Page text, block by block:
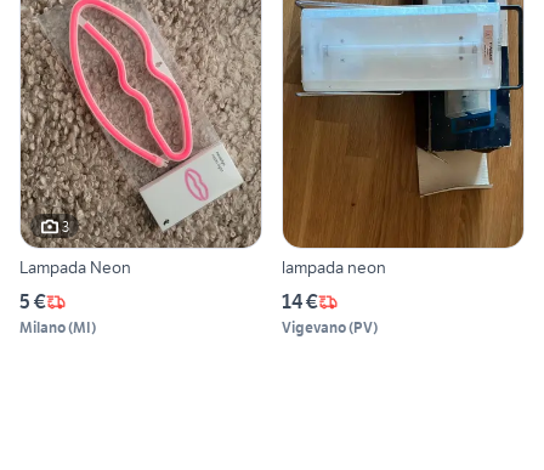
3
Lampada Neon
5 €
Milano(MI)
lampada neon
14 €
Vigevano(PV)